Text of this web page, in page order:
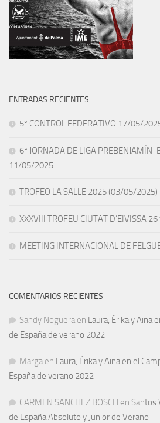
ENTRADAS RECIENTES
5º CONTROL FEDERATIVO 17/05/
6ª JORNADA DE LIGA
11/05/2025
TROFEO LA SALLE 2025 (03/05/2025)
XXXVIII TROFEU CIUTAT D’EIVISSA
MEETING INTERNACIONAL DE
COMENTARIOS RECIENTES
Sandy Noguera en Laura, Érika y Aina
de España de verano 2022
Marga en Laura, Érika y Aina en el
España de verano 2022
CARMEN SANCHEZ BOSCH en Santos
de España Absoluto y Junior de Verano